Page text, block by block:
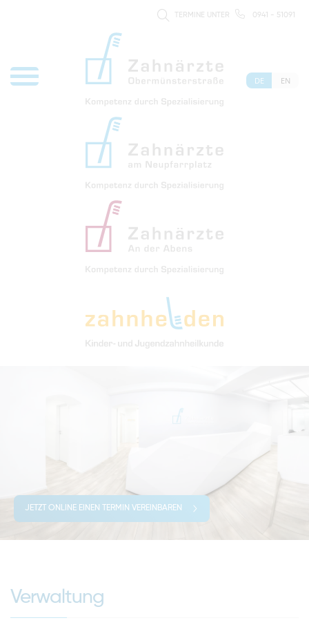
TERMINE UNTER 0941 - 51091
DE EN
JETZT ONLINE EINEN TERMIN VEREINBAREN
Verwaltung